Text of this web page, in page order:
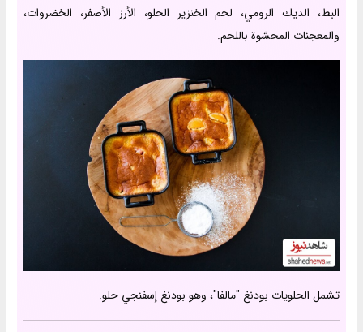
البط، الديك الرومي، لحم الخنزير الحلو، الأرز الأصفر، الخضروات،
والمعجنات المحشوة باللحم.
تشمل الحلويات بودنغ "مالفا"، وهو بودنغ إسفنجي حلو.